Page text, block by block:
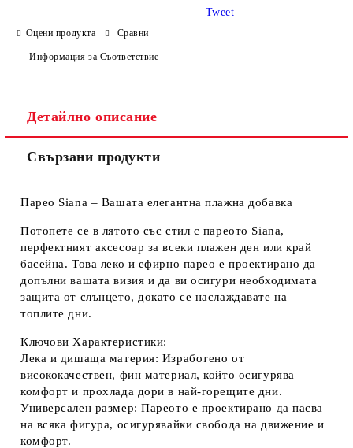
Оцени продукта Сравни
Информация за Съответствие
Tweet
Детайлно описание
Свързани продукти
Парео Siana – Вашата елегантна плажна добавка
Потопете се в лятото със стил с пареото Siana,
перфектният аксесоар за всеки плажен ден или край
басейна. Това леко и ефирно парео е проектирано да
допълни вашата визия и да ви осигури необходимата
защита от слънцето, докато се наслаждавате на
топлите дни.
Ключови Характеристики:
Лека и дишаща материя: Изработено от
висококачествен, фин материал, който осигурява
комфорт и прохлада дори в най-горещите дни.
Универсален размер: Пареото е проектирано да пасва
на всяка фигура, осигурявайки свобода на движение и
комфорт.